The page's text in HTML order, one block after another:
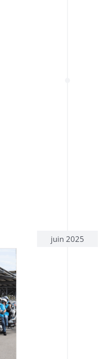
juin 2025